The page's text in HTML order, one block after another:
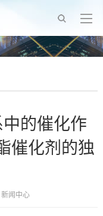
的催化作
催化剂的独
新闻中心